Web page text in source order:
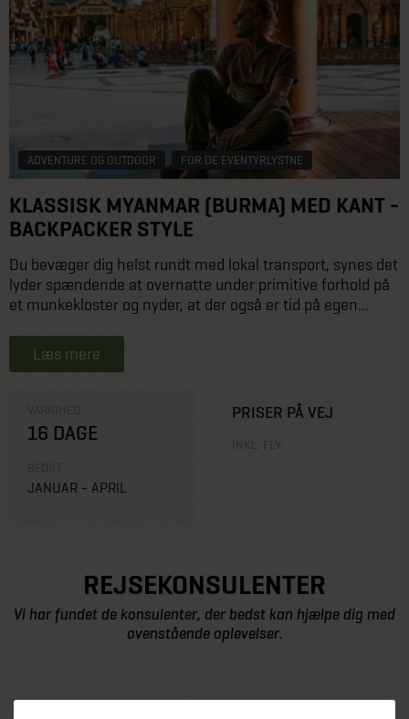
ADVENTURE OG OUTDOOR FOR DE EVENTYRLYSTNE
KLASSISK MYANMAR (BURMA) MED KANT -
BACKPACKER STYLE
Du bevæger dig helst rundt med lokal transport, synes det
lyder spændende at overnatte under primitive forhold på
et munkekloster og nyder, at der også er tid på egen...
Læs mere
16 DAGE
BEDST
JANUAR - APRIL
PRISER PÅ VEJ
INKL. FLY
REJSEKONSULENTER
Vi har fundet de konsulenter, der bedst kan hjælpe dig med
ovenstående oplevelser.